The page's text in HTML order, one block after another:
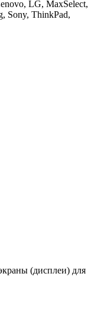
LG, MaxSelect,
Sony, ThinkPad,
(дисплеи) для